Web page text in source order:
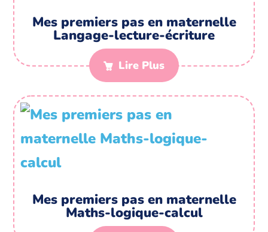
Mes premiers pas en maternelle
Langage-lecture-écriture
Lire Plus
Mes premiers pas en maternelle
Maths-logique-calcul